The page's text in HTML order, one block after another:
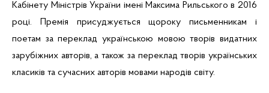
Кабінету Міністрів України імені Максима Рильського в 2016
році. Премія присуджується щороку письменникам і
поетам за переклад українською мовою творів видатних
зарубіжних авторів, а також за переклад творів українських
класиків та сучасних авторів мовами народів світу.